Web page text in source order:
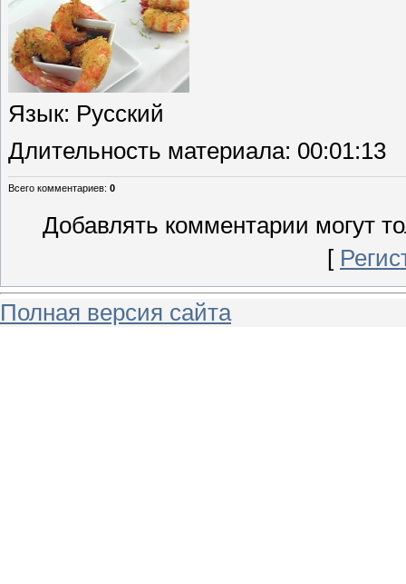
Язык: Русский
Длительность материала: 00:01:13
Всего комментариев: 0
Добавлять комментарии могут
[
Полная версия сайта